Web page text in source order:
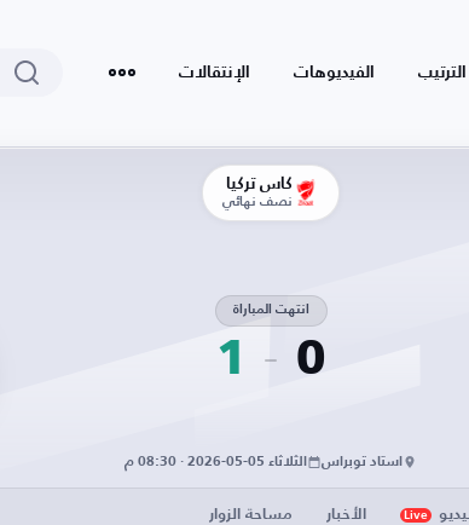
الترتيب الفيديوهات الإنتقالات
كأس تركيا
نصف نهائي
0
انتهت المباراة
1
استاد توبراس الثلاثاء 05-05-2026 · 08:30 م
Live الأخبار مساحة الزوار